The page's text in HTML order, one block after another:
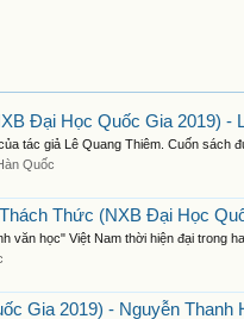
Đại Học Quốc Gia 2019) -
tác giả Lê Quang Thiêm. Cuốn sách
Quốc
Thức (NXB Đại Học
văn học" Việt Nam thời hiện đại trong
Gia 2019) - Nguyễn Thanh